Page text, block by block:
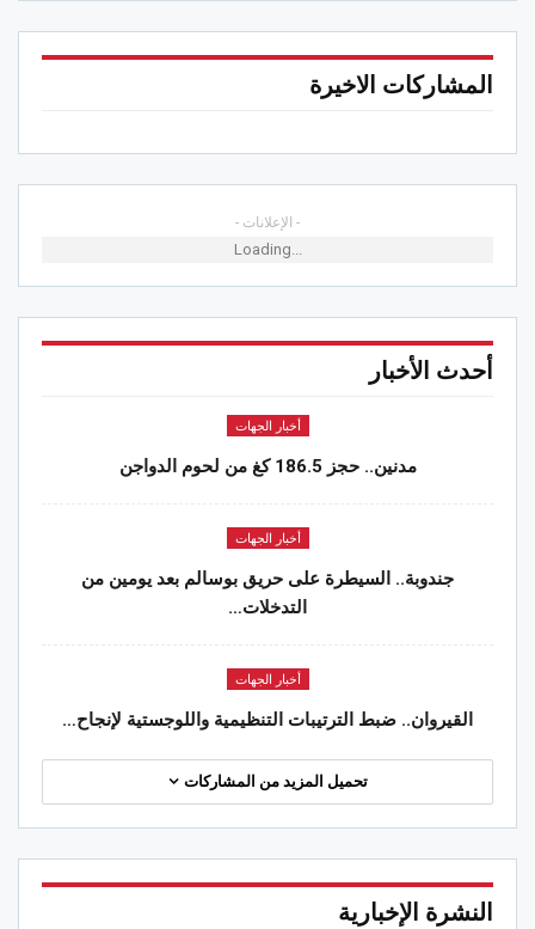
المشاركات الاخيرة
- الإعلانات -
Loading...
أحدث الأخبار
أخبار الجهات
مدنين.. حجز 186.5 كغ من لحوم الدواجن
أخبار الجهات
جندوبة.. السيطرة على حريق بوسالم بعد يومين من
التدخلات…
أخبار الجهات
القيروان.. ضبط الترتيبات التنظيمية واللوجستية لإنجاح…
تحميل المزيد من المشاركات
النشرة الإخبارية